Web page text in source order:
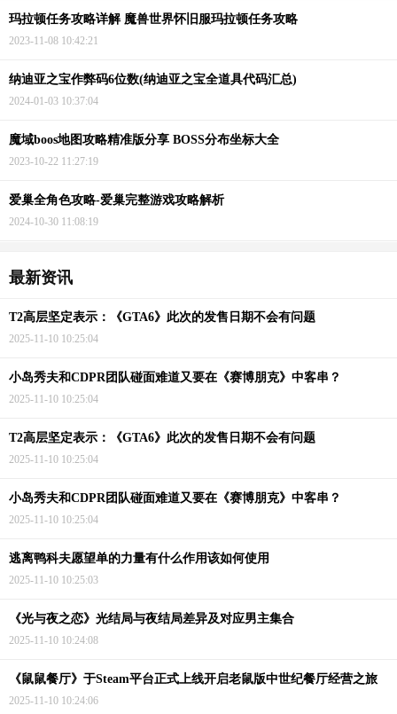
玛拉顿任务攻略详解 魔兽世界怀旧服玛拉顿任务攻略
2023-11-08 10:42:21
纳迪亚之宝作弊码6位数(纳迪亚之宝全道具代码汇总)
2024-01-03 10:37:04
魔域boos地图攻略精准版分享 BOSS分布坐标大全
2023-10-22 11:27:19
爱巢全角色攻略-爱巢完整游戏攻略解析
2024-10-30 11:08:19
最新资讯
T2高层坚定表示：《GTA6》此次的发售日期不会有问题
2025-11-10 10:25:04
小岛秀夫和CDPR团队碰面难道又要在《赛博朋克》中客串？
2025-11-10 10:25:04
T2高层坚定表示：《GTA6》此次的发售日期不会有问题
2025-11-10 10:25:04
小岛秀夫和CDPR团队碰面难道又要在《赛博朋克》中客串？
2025-11-10 10:25:04
逃离鸭科夫愿望单的力量有什么作用该如何使用
2025-11-10 10:25:03
《光与夜之恋》光结局与夜结局差异及对应男主集合
2025-11-10 10:24:08
《鼠鼠餐厅》于Steam平台正式上线开启老鼠版中世纪餐厅经营之旅
2025-11-10 10:24:06